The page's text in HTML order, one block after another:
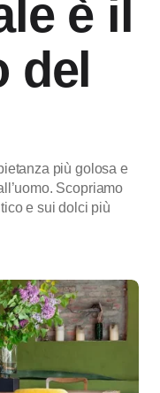
è il
del
più golosa e
Scopriamo
e sui dolci più